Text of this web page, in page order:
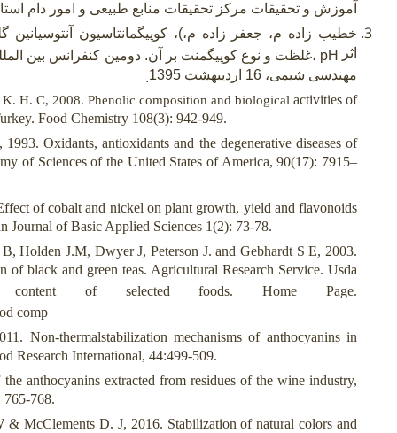
آموزش و تحقیقات مرکز تحقیقات منابع طبیعی و امور دام
خطیب زاده م، جعفر زاده م،)، کوپیگمانتاسیون
اثر pH ،غلظت و نوع کوپیگمنت بر آن. دومین کنفرانس بین
مهندسی شیمی، 16 اردیبهشت 1395 .
H. C, 2008. Phenolic composition and biological activities of
Food Chemistry 108(3): 942-949.
Oxidants, antioxidants and the degenerative diseases of
of Sciences of the United States of America, 90(17): 7915–
of cobalt and nickel on plant growth, yield and flavonoids
Journal of Basic Applied Sciences 1(2): 73-78.
Holden J.M, Dwyer J, Peterson J. and Gebhardt S E, 2003.
black and green teas. Agricultural Research Service. Usda
of selected foods. Home Page.
comp
Non-thermalstabilization mechanisms of anthocyanins in
Research International, 44:499-509.
anthocyanins extracted from residues of the wine industry,
768.
& McClements D. J, 2016. Stabilization of natural colors and